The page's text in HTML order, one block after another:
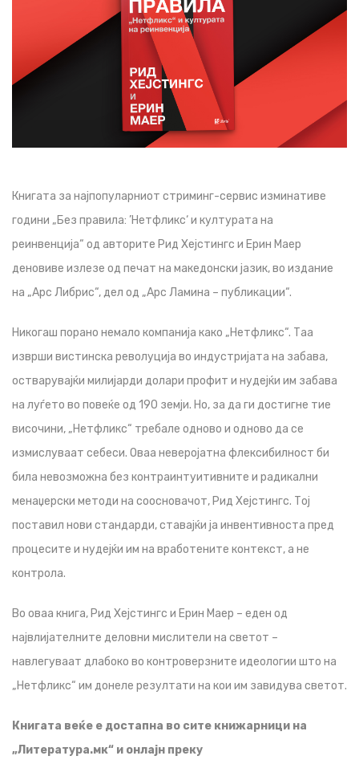
Книгата за најпопуларниот стриминг-сервис изминативе
години „Без правила: ’Нетфликс‘ и културата на
реинвенција“ од авторите Рид Хејстингс и Ерин Маер
деновиве излезе од печат на македонски јазик, во издание
на „Арс Либрис“, дел од „Арс Ламина – публикации“.
Никогаш порано немало компанија како „Нетфликс“. Таа
изврши вистинска револуција во индустријата на забава,
остварувајќи милијарди долари профит и нудејќи им забава
на луѓето во повеќе од 190 земји. Но, за да ги достигне тие
височини, „Нетфликс“ требале одново и одново да се
измислуваат себеси. Оваа неверојатна флексибилност би
била невозможна без контраинтуитивните и радикални
менаџерски методи на соосновачот, Рид Хејстингс. Тој
поставил нови стандарди, ставајќи ја инвентивноста пред
процесите и нудејќи им на вработените контекст, а не
контрола.
Во оваа книга, Рид Хејстингс и Ерин Маер – еден од
највлијателните деловни мислители на светот –
навлегуваат длабоко во контроверзните идеологии што на
„Нетфликс“ им донеле резултати на кои им завидува светот.
Книгата веќе е достапна во сите книжарници на
„Литература.мк“ и онлајн преку